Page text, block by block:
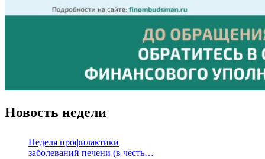
Новость недели
Неделя профилактики
заболеваний печени (в честь